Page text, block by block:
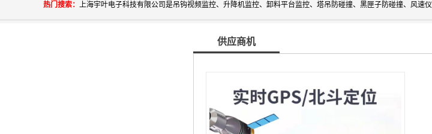
热门搜索：
供应商机